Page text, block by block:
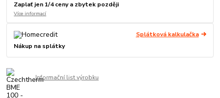
Zaplať jen 1/4 ceny a zbytek později
Více informací
Splátková kalkulačka
Nákup na splátky
Informační list výrobku